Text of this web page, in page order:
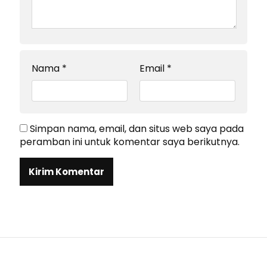
Nama * Email *
Simpan nama, email, dan situs web saya pada
peramban ini untuk komentar saya berikutnya.